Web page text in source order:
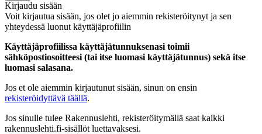
Kirjaudu sisään
Voit kirjautua sisään, jos olet jo aiemmin rekisteröitynyt ja sen
yhteydessä luonut käyttäjäprofiilin
Käyttäjäprofiilissa käyttäjätunnuksenasi toimii
sähköpostiosoitteesi (tai itse luomasi käyttäjätunnus) sekä itse
luomasi salasana.
Jos et ole aiemmin kirjautunut sisään, sinun on ensin
rekisteröidyttävä täällä.
Jos sinulle tulee Rakennuslehti, rekisteröitymällä saat kaikki
rakennuslehti.fi-sisällöt luettavaksesi.